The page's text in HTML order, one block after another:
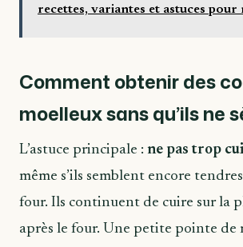
recettes, variantes et astuces pour
Comment obtenir des
moelleux sans qu’ils ne
L’astuce principale : ne pas trop
même s’ils semblent encore
four. Ils continuent de cuire sur la
après le four. Une petite pointe de